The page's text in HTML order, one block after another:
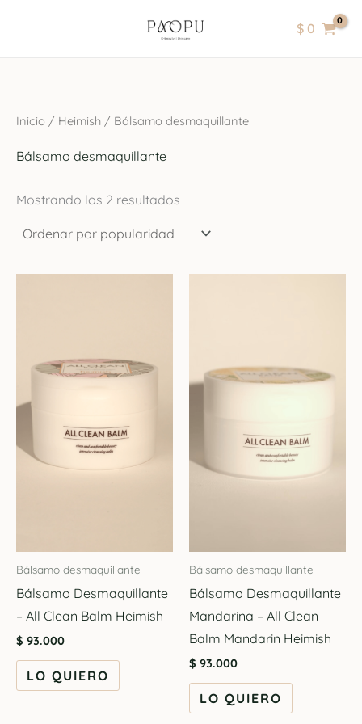
$0
Inicio / Heimish / Bálsamo desmaquillante
Bálsamo desmaquillante
Mostrando los 2 resultados
por
popularidad
Bálsamo desmaquillante
Bálsamo Desmaquillante
– All Clean Balm Heimish
$ 93.000
LO QUIERO
Bálsamo desmaquillante
Bálsamo Desmaquillante
Mandarina – All Clean
Balm Mandarin Heimish
$ 93.000
LO QUIERO